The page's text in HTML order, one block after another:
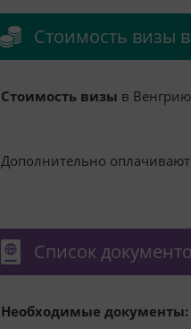
Стоимость визы
Стоимость визы в
Дополнительно
Список
Необходимые документы: